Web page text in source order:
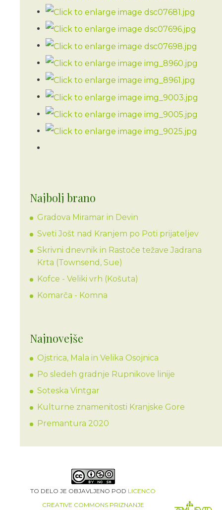
Najbolj brano
Gradova Miramar in Devin
Sveti Jošt nad Kranjem po Poti prijateljev
Skrivni dnevnik in Rastoče težave Jadrana
Krta (Townsend, Sue)
Kofce - Veliki vrh (Košuta)
Komarča - Komna
Najnovejše
Ojstrica, Mala in Velika Osojnica
Po sledeh gradnje Rupnikove linije
Soteska Vintgar
Kulturne znamenitosti Kranjske Gore
Premantura 2020
TO DELO JE OBJAVLJENO POD LICENCO
CREATIVE COMMONS PRIZNANJE